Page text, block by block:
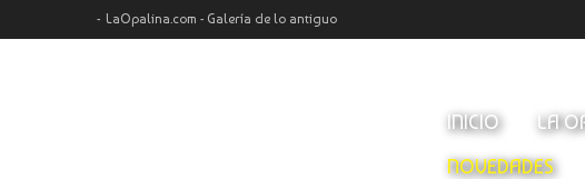
LaOpalina.com - Galería de lo antiguo
INICIO LA
NOVEDADES